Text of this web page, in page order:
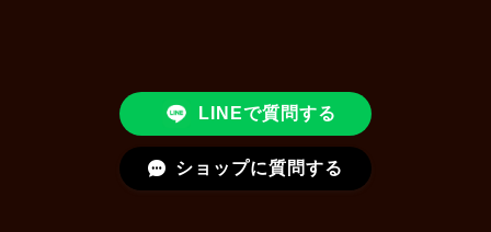
LINEで質問する
ショップに質問する